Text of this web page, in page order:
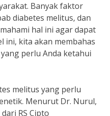
Banyak faktor
diabetes melitus, dan
hal ini agar dapat
ini, kita akan membahas
perlu Anda ketahui
melitus yang perlu
Menurut Dr. Nurul,
RS Cipto